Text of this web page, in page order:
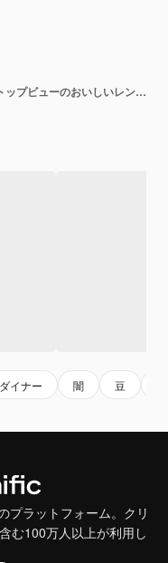
暗い表面に塩と赤いトマトが入ったトップビューのおいしいレンズ豆のスープ
ダイナー 闇 豆
プラットフォーム。クリ
む100万人以上が利用し